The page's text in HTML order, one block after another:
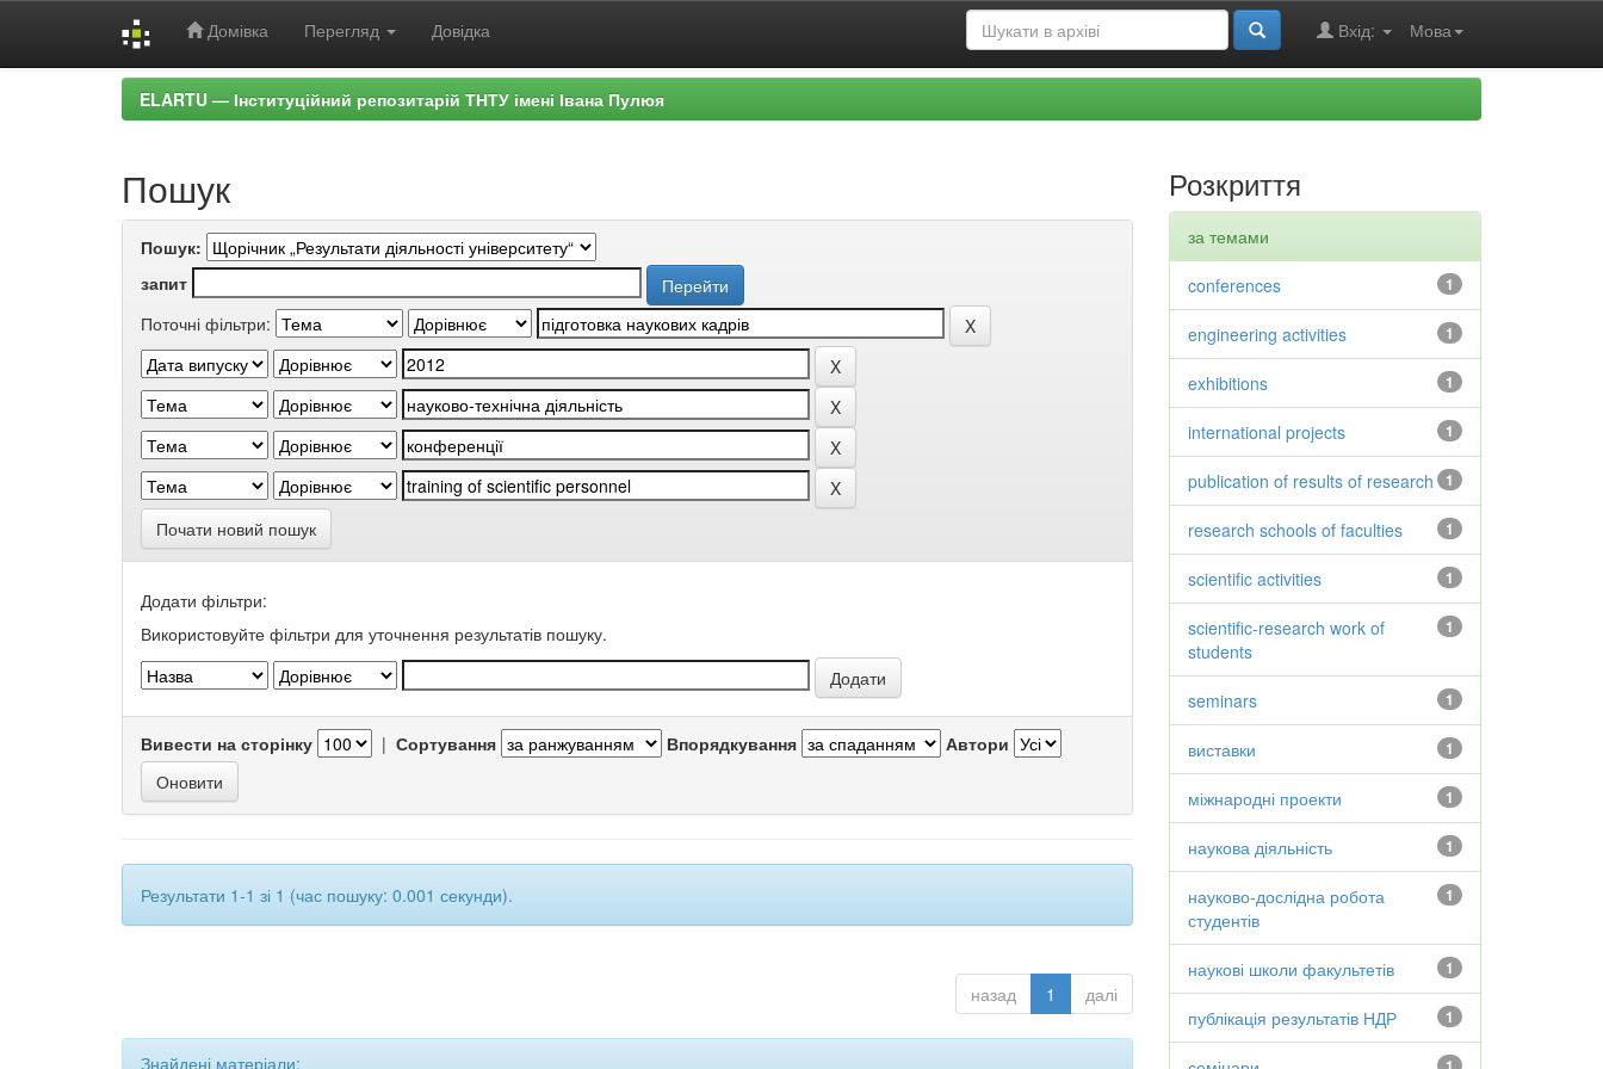
Домівка Перегляд Довідка Мова
Вхід:
ELARTU — Інституційний репозитарій ТНТУ імені Івана Пулюя
Пошук
Пошук:
запит
Поточні фільтри:
Почати новий пошук
Додати фільтри:
Використовуйте фільтри для уточнення результатів пошуку.
Вивести на сторінку | Сортування Впорядкування Автори
Результати 1-1 зі 1 (час пошуку: 0.001 секунди).
назад 1 далі
Знайдені матеріали:
Розкриття
за темами
1
conferences
1
engineering activities
1
exhibitions
1
international projects
1
publication of results of research
1
research schools of faculties
1
scientific activities
1
scientific-research work of
students
1
seminars
1
виставки
1
міжнародні проекти
1
наукова діяльність
1
науково-дослідна робота
студентів
1
наукові школи факультетів
1
публікація результатів НДР